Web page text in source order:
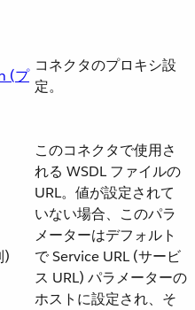
(プ
コネクタのプロキシ設
定。
)
このコネクタで使用さ
れる WSDL ファイルの
URL。値が設定されて
いない場合、このパラ
メーターはデフォルト
で Service URL (サービ
ス URL) パラメーターの
ホストに設定され、そ